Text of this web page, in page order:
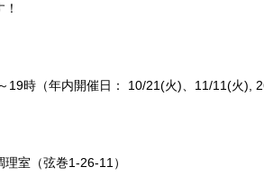
19時（年内開催日： 10/21(火)、11/11(火),
室（弦巻1-26-11）